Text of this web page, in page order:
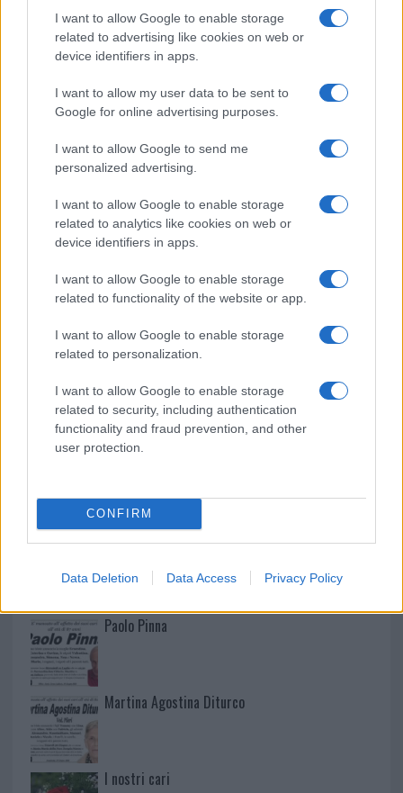
I want to allow Google to enable storage
related to advertising like cookies on web or
device identifiers in apps.
I want to allow my user data to be sent to
Google for online advertising purposes.
I want to allow Google to send me
personalized advertising.
I want to allow Google to enable storage
related to analytics like cookies on web or
device identifiers in apps.
I want to allow Google to enable storage
related to functionality of the website or app.
I want to allow Google to enable storage
related to personalization.
I want to allow Google to enable storage
related to security, including authentication
functionality and fraud prevention, and other
user protection.
CONFIRM
Data Deletion Data Access Privacy Policy
Salmo finisce in ospedale a Catania, ma il tour
va avanti: “Sicilia, ci sono”
Jovanotti, Gabry Ponte e Alfa: Olbia ombelico del
mondo per una notte
Giorgia Meloni a La Maddalena, la vicesindaco:
Incendio nella notte a Olbia, a fuoco due furgoni
NECROLOGIE
Mario Malu
Paolo Pinna
Martina Agostina Diturco
I nostri cari